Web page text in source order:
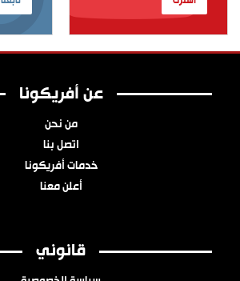
عن أفريكونا
من نحن
اتصل بنا
خدمات أفريكونا
أعلن معنا
قانوني